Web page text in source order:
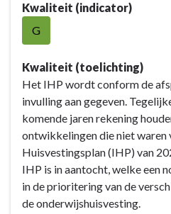
inzet
cultuur
techniek
ouderen
voelen
zich
minder
eenzaam.
naar
navigatie
Opgave:
Kansrijk
Woerden
Resultaat
5.3.1
Het
herijkte
Kwaliteit (indicator)
G
Kwaliteit (toelichting)
Het IHP wordt conform de
invulling aan gegeven.
komende jaren rekening
ontwikkelingen die niet waren
Huisvestingsplan (IHP) van
IHP is in aantocht, welke een
in de prioritering van de
de onderwijshuisvesting.